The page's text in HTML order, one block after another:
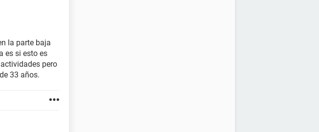
la parte baja
es si esto es
pero
33 años.